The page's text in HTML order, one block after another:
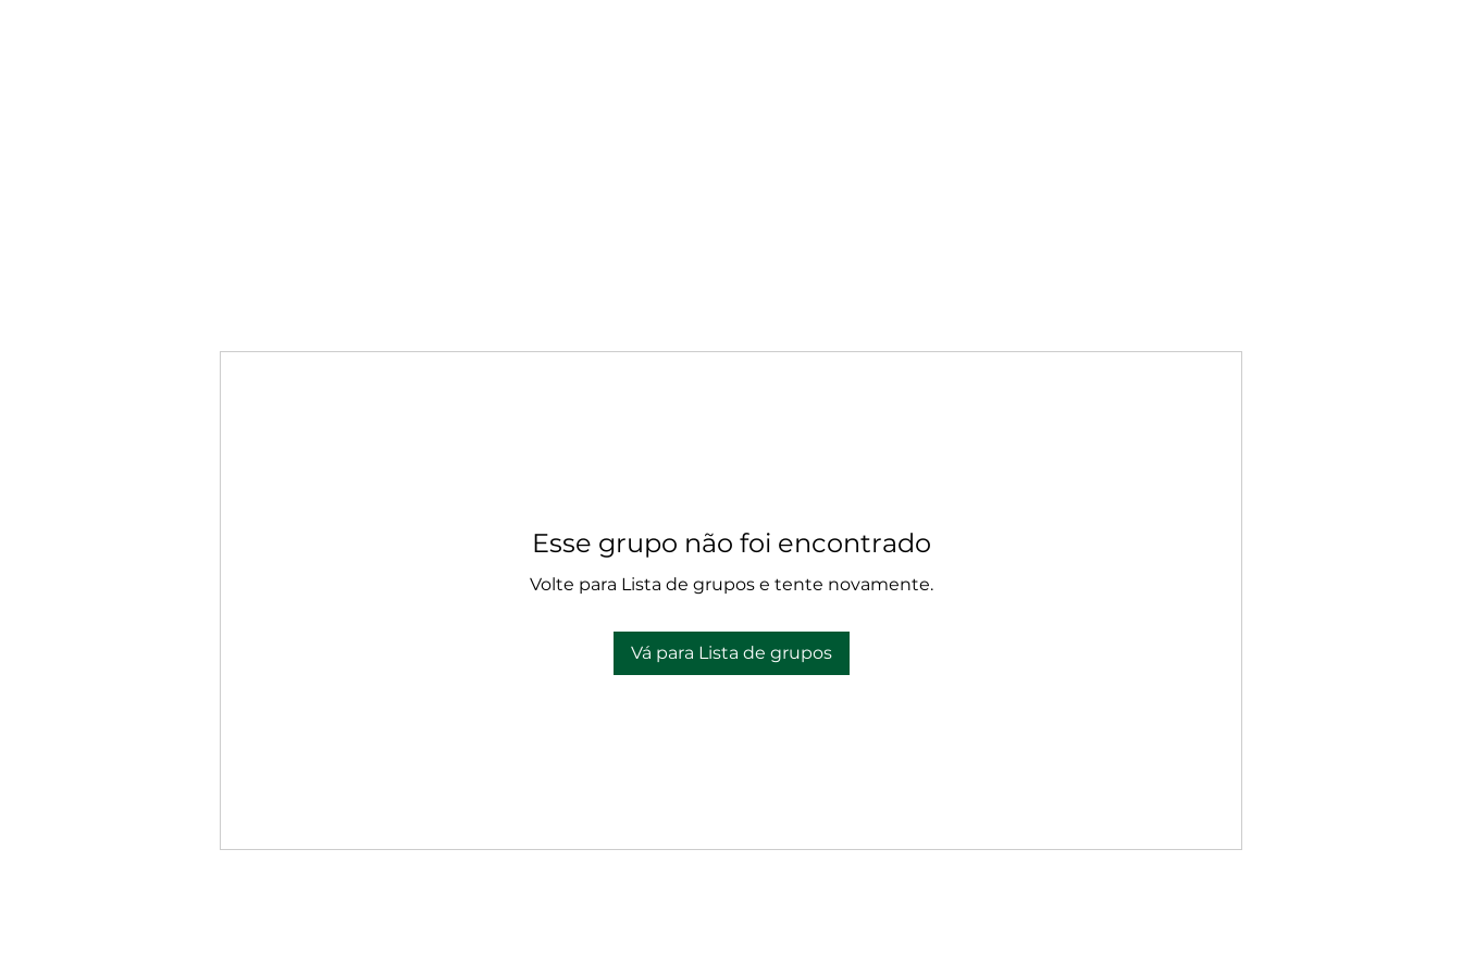
Esse grupo não foi encontrado
Volte para Lista de grupos e tente novamente.
Vá para Lista de grupos